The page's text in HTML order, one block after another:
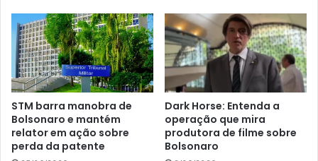
STM barra manobra de
Bolsonaro e mantém
relator em ação sobre
perda da patente
Dark Horse: Entenda a
operação que mira
produtora de filme sobre
Bolsonaro